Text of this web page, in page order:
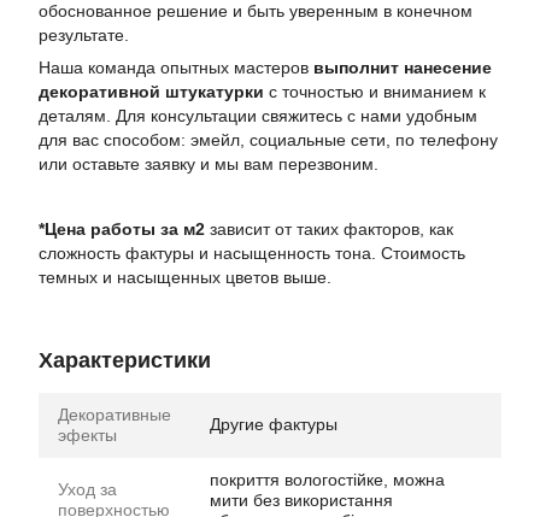
обоснованное решение и быть уверенным в конечном
результате.
Наша команда опытных мастеров выполнит нанесение
декоративной штукатурки с точностью и вниманием к
деталям. Для консультации свяжитесь с нами удобным
для вас способом: эмейл, социальные сети, по телефону
или оставьте заявку и мы вам перезвоним.
*Цена работы за м2 зависит от таких факторов, как
сложность фактуры и насыщенность тона. Стоимость
темных и насыщенных цветов выше.
Характеристики
Декоративные
эфекты
Другие фактуры
Уход за
поверхностью
покриття вологостійке, можна
мити без використання